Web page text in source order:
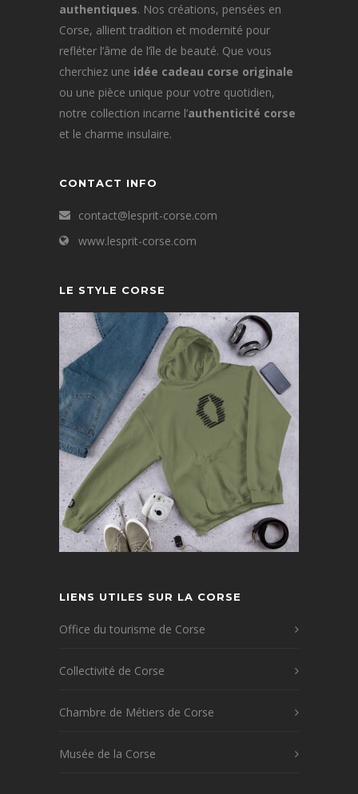
authentiques. Nos créations, pensées en
Corse, allient tradition et modernité pour
refléter l’âme de l’île de beauté. Que vous
cherchiez une idée cadeau corse originale
ou une pièce unique pour votre quotidien,
notre collection incarne l’authenticité corse
et le charme insulaire.
CONTACT INFO
contact@lesprit-corse.com
www.lesprit-corse.com
LE STYLE CORSE
LIENS UTILES SUR LA CORSE
Office du tourisme de Corse
Collectivité de Corse
Chambre de Métiers de Corse
Musée de la Corse